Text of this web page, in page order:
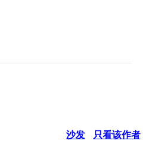
沙发 只看该作者